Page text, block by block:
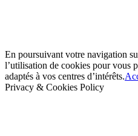
En poursuivant votre navigation
l’utilisation de cookies pour vous
adaptés à vos centres d’intérêts.
Privacy & Cookies Policy